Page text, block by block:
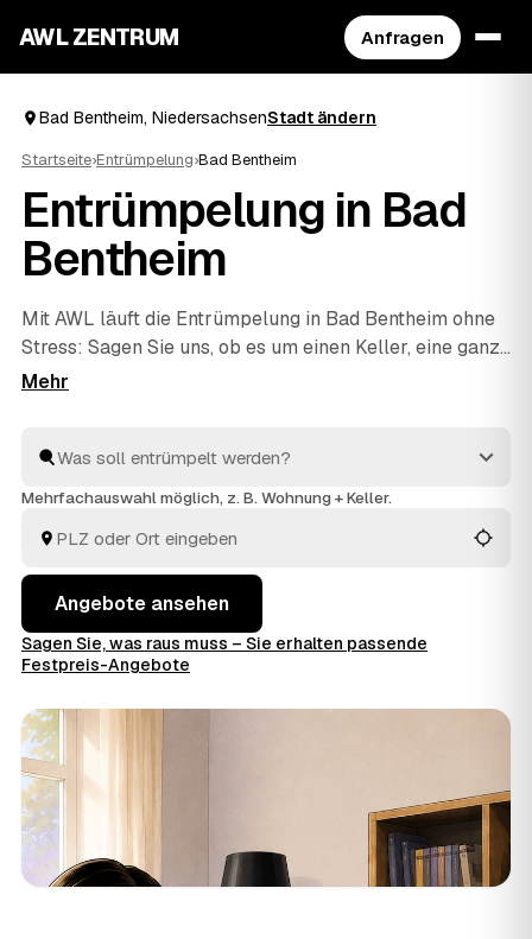
AWL ZENTRUM Anfragen
Bad Bentheim, NiedersachsenStadt ändern
Startseite›Entrümpelung›Bad Bentheim
Entrümpelung in Bad
Bentheim
Mit AWL läuft die Entrümpelung in Bad Bentheim ohne
Stress: Sagen Sie uns, ob es um einen Keller, eine ganze
Wohnung, ein Haus oder eine Messie-Wohnung geht,
Nähe – von Bad Bentheim bisSchüttorf Nordhorn.
So sparen Sie sich das einzelne Anfragen und sehen
Mehrfachauswahl möglich, z. B. Wohnung + Keller.
Angebote ansehen
Sagen Sie, was raus muss – Sie erhalten passende
Festpreis-Angebote